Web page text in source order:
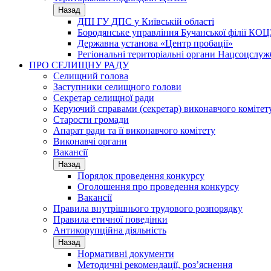
Назад
ДПІ ГУ ДПС у Київській області
Бородянське управління Бучанської філії
Державна установа «Центр пробації»
Регіональні територіальні органи
ПРО СЕЛИЩНУ РАДУ
Селищний голова
Заступники селищного голови
Секретар селищної ради
Керуючий справами (секретар) виконавчого
Старости громади
Апарат ради та її виконавчого комітету
Виконавчі органи
Вакансії
Назад
Порядок проведення конкурсу
Оголошення про проведення конкурсу
Вакансії
Правила внутрішнього трудового розпорядку
Правила етичної поведінки
Антикорупційна діяльність
Назад
Нормативні документи
Методичні рекомендації, роз’яснення